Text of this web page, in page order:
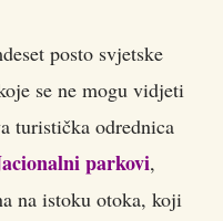
posto svjetske
se ne mogu vidjeti
turistička odrednica
parkovi,
na istoku otoka, koji